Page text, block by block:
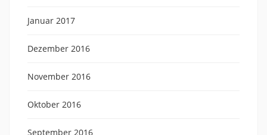
Januar 2017
Dezember 2016
November 2016
Oktober 2016
September 2016